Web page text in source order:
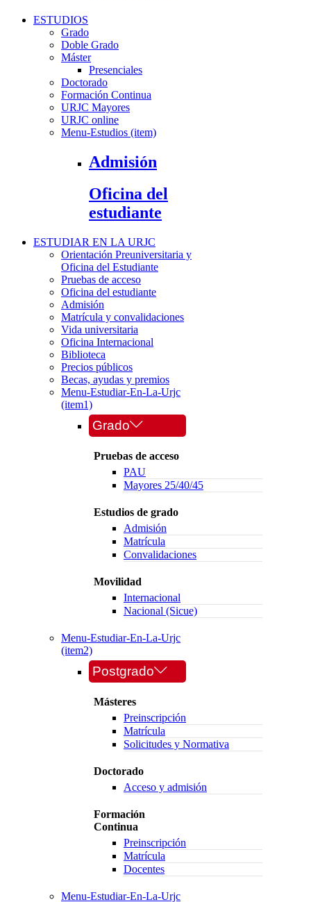
ESTUDIOS
Grado
Doble Grado
Máster
Presenciales
Doctorado
Formación Continua
URJC Mayores
URJC online
Menu-Estudios (item)
Admisión
Oficina del
estudiante
ESTUDIAR EN LA URJC
Orientación Preuniversitaria y
Oficina del Estudiante
Pruebas de acceso
Oficina del estudiante
Admisión
Matrícula y convalidaciones
Vida universitaria
Oficina Internacional
Biblioteca
Precios públicos
Becas, ayudas y premios
Menu-Estudiar-En-La-Urjc
(item1)
Grado
Pruebas de acceso
PAU
Mayores 25/40/45
Estudios de grado
Admisión
Matrícula
Convalidaciones
Movilidad
Internacional
Nacional (Sicue)
Menu-Estudiar-En-La-Urjc
(item2)
Postgrado
Másteres
Preinscripción
Matrícula
Solicitudes y Normativa
Doctorado
Acceso y admisión
Formación
Continua
Preinscripción
Matrícula
Docentes
Menu-Estudiar-En-La-Urjc